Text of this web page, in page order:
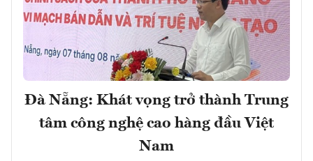
Đà Nẵng: Khát vọng trở thành Trung
tâm công nghệ cao hàng đầu Việt
Nam